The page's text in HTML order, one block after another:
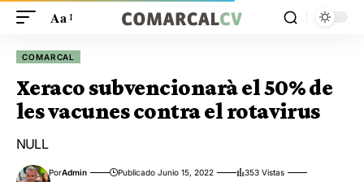
Aa
COMARCAL
Xeraco subvencionarà el 50% de
les vacunes contra el rotavirus
NULL
PorAdmin Publicado Junio 15, 2022
353 Vistas